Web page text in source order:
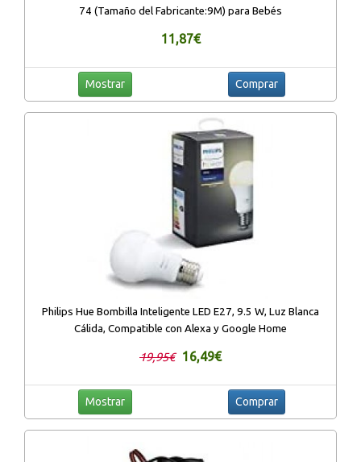
74 (Tamaño del Fabricante:9M) para Bebés
11,87€
Mostrar Comprar
Philips Hue Bombilla Inteligente LED E27, 9.5 W, Luz Blanca
Cálida, Compatible con Alexa y Google Home
19,95€ 16,49€
Mostrar Comprar